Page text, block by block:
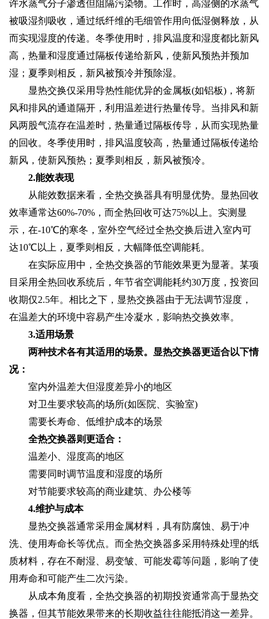
许水蒸气分子渗透但阻隔污染物。工作时，高湿侧的水蒸气
被吸湿剂吸收，通过纸纤维的毛细管作用向低湿侧释放，从
而实现湿度的传递。冬季使用时，排风温度和湿度都比新风
高，热量和湿度通过隔板传递给新风，使新风预热并预加
湿；夏季则相反，新风被预冷并预除湿。
显热交换‌仅采用导热性能优异的金属板(如铝板)，将新
风和排风的通道隔开，利用温差进行热量传导。当排风和新
风两股气流存在温差时，热量通过隔板传导，从而实现热量
的回收。冬季使用时，排风温度较高，热量通过隔板传递给
新风，使新风预热；夏季则相反，新风被预冷。
2.能效表现
从能效数据来看，全热交换器具有明显优势。显热回收
效率通常达60%-70%，而全热回收可达75%以上。实测显
示，在-10℃的寒冬，室外空气经过全热交换后进入室内可
达10℃以上，夏季则相反，大幅降低空调能耗。
在实际应用中，全热交换器的节能效果更为显著。某项
目采用全热回收系统后，年节省空调能耗约30万度，投资回
收期仅2.5年。相比之下，显热交换器由于无法调节湿度，
在温差大的环境中容易产生冷凝水，影响热交换效率。
3.适用场景
两种技术各有其适用的场景。‌显热交换器‌更适合以下情
况：
室内外温差大但湿度差异小的地区
对卫生要求较高的场所(如医院、实验室)
需要长寿命、低维护成本的场景
全热交换器‌则更适合：
温差小、湿度高的地区
需要同时调节温度和湿度的场所
对节能要求较高的商业建筑、办公楼等
4.维护与成本
显热交换器通常采用金属材料，具有防腐蚀、易于冲
洗、使用寿命长等优点。而全热交换器多采用特殊处理的纸
质材料，存在不耐湿、易变皱、可能发霉等问题，影响了使
用寿命和可能产生二次污染。
从成本角度看，全热交换器的初期投资通常高于显热交
换器，但其节能效果带来的长期收益往往能抵消这一差异。